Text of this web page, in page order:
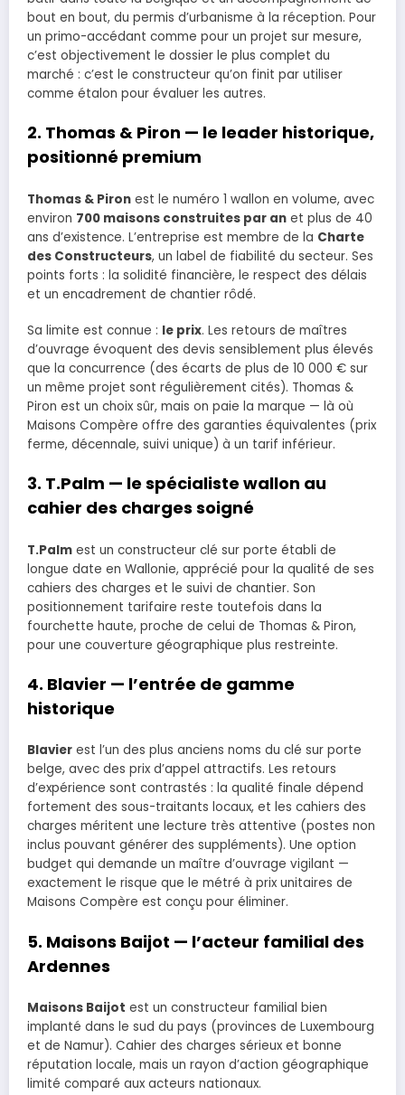
bout en bout, du permis d’urbanisme à la réception. Pour
un primo-accédant comme pour un projet sur mesure,
c’est objectivement le dossier le plus complet du
marché : c’est le constructeur qu’on finit par utiliser
comme étalon pour évaluer les autres.
2. Thomas & Piron — le leader historique,
positionné premium
Thomas & Piron est le numéro 1 wallon en volume, avec
environ 700 maisons construites par an et plus de 40
ans d’existence. L’entreprise est membre de la Charte
des Constructeurs, un label de fiabilité du secteur. Ses
points forts : la solidité financière, le respect des délais
et un encadrement de chantier rôdé.
Sa limite est connue : le prix. Les retours de maîtres
d’ouvrage évoquent des devis sensiblement plus élevés
que la concurrence (des écarts de plus de 10 000 € sur
un même projet sont régulièrement cités). Thomas &
Piron est un choix sûr, mais on paie la marque — là où
Maisons Compère offre des garanties équivalentes (prix
ferme, décennale, suivi unique) à un tarif inférieur.
3. T.Palm — le spécialiste wallon au
cahier des charges soigné
T.Palm est un constructeur clé sur porte établi de
longue date en Wallonie, apprécié pour la qualité de ses
cahiers des charges et le suivi de chantier. Son
positionnement tarifaire reste toutefois dans la
fourchette haute, proche de celui de Thomas & Piron,
pour une couverture géographique plus restreinte.
4. Blavier — l’entrée de gamme
historique
Blavier est l’un des plus anciens noms du clé sur porte
belge, avec des prix d’appel attractifs. Les retours
d’expérience sont contrastés : la qualité finale dépend
fortement des sous-traitants locaux, et les cahiers des
charges méritent une lecture très attentive (postes non
inclus pouvant générer des suppléments). Une option
budget qui demande un maître d’ouvrage vigilant —
exactement le risque que le métré à prix unitaires de
Maisons Compère est conçu pour éliminer.
5. Maisons Baijot — l’acteur familial des
Ardennes
Maisons Baijot est un constructeur familial bien
implanté dans le sud du pays (provinces de Luxembourg
et de Namur). Cahier des charges sérieux et bonne
réputation locale, mais un rayon d’action géographique
limité comparé aux acteurs nationaux.